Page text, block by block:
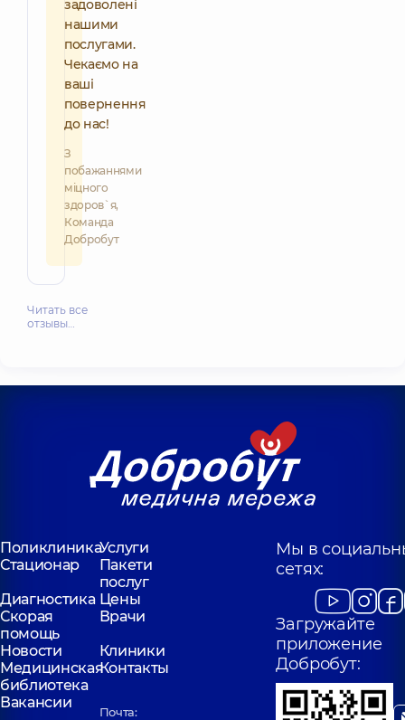
задоволені
нашими
послугами.
Чекаємо на
ваші
повернення
до нас!
З
побажаннями
міцного
здоров`я,
Команда
Добробут
Читать все
отзывы…
ПоликлиникаУслуги
Стационар
Пакети
послуг
Диагностика Цены
Скорая
помощь
Врачи
Новости
Клиники
Медицинская
библиотека
Контакты
Вакансии
Почта:
Мы в
сетях:
Загружайте
приложение
Добробут: